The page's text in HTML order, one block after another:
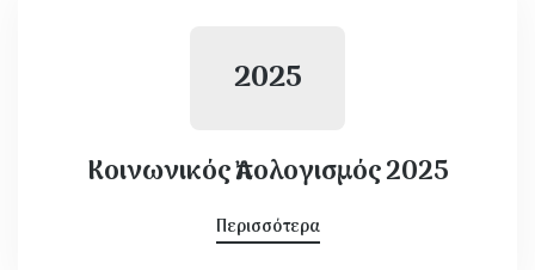
2025
Κοινωνικός Ἀπολογισμός 2025
Περισσότερα